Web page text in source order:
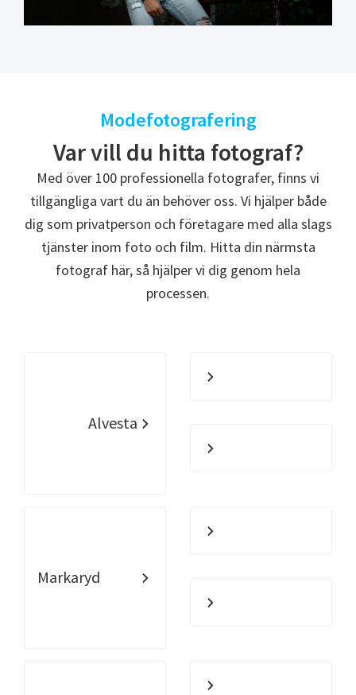
Modefotografering
Var vill du hitta fotograf?
Med över 100 professionella fotografer, finns vi
tillgängliga vart du än behöver oss. Vi hjälper både
dig som privatperson och företagare med alla slags
tjänster inom foto och film. Hitta din närmsta
fotograf här, så hjälper vi dig genom hela
processen.
Alvesta
Markaryd